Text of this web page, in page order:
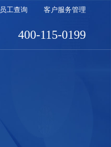
员工查询 客户服务管理
400-115-0199